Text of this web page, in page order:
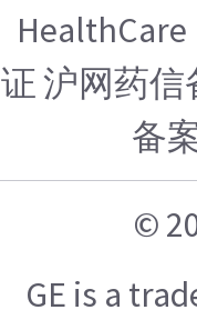
HealthCare
证 沪网药信
备
©
GE is a